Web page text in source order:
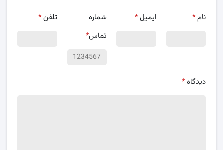
نام* ایمیل*
شماره
تماس*
تلفن*
دیدگاه*